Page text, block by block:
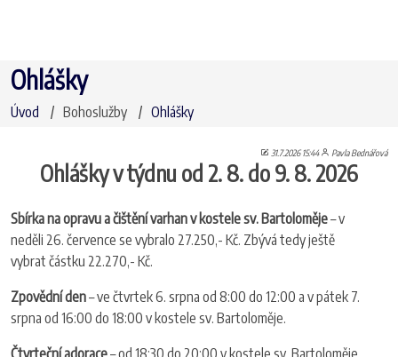
Ohlášky
Úvod Bohoslužby Ohlášky
31.7.2026 15:44 Pavla Bednářová
Ohlášky v týdnu od 2. 8. do 9. 8. 2026
Sbírka na opravu a čištění varhan v kostele sv. Bartoloměje– v
neděli 26. července se vybralo 27.250,- Kč. Zbývá tedy ještě
vybrat částku 22.270,- Kč.
Zpovědní den– ve čtvrtek 6. srpna od 8:00 do 12:00 a v pátek 7.
srpna od 16:00 do 18:00 v kostele sv. Bartoloměje.
Čtvrteční adorace– od 18:30 do 20:00 v kostele sv. Bartoloměje.